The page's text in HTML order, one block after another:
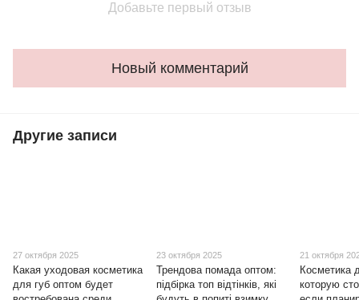
Добавьте первый отзыв
Новый комментарий
Другие записи
27 октября 2025
Какая уходовая косметика
для губ оптом будет
23 октября 2025
Трендова помада оптом:
підбірка топ відтінків, які
21 октября
Косметика
которую